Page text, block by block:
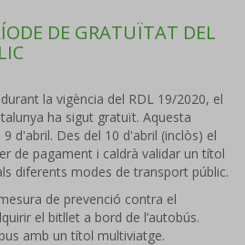
DE GRATUÏTAT DEL
la vigència del RDL 19/2020, el
ha sigut gratuït. Aquesta
d'abril. Des del 10 d'abril (inclòs) el
de pagament i caldrà validar un títol
diferents modes de transport públic.
de prevenció contra el
el bitllet a bord de l’autobús.
amb un títol multiviatge.